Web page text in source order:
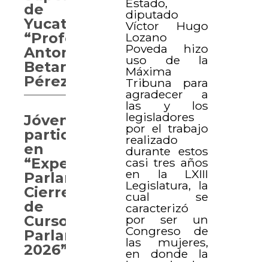
diputado
Víctor Hugo
Lozano
Poveda hizo
uso de la
Máxima
Tribuna para
agradecer a
las y los
legisladores
por el trabajo
realizado
durante estos
casi tres años
en la LXIII
Legislatura, la
cual se
caracterizó
por ser un
Congreso de
las mujeres,
en donde la
de
Yucatán
“Profesor
Antonio
Betancourt
Pérez”
Jóvenes
participan
en
“Experiencia
Parlamentaria.
Cierre
de
Curso
Parlamentario
2026”